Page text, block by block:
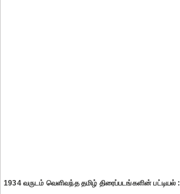
1934 வருடம் வெளிவந்த தமிழ் திரைப்படங்களின் பட்டியல் :